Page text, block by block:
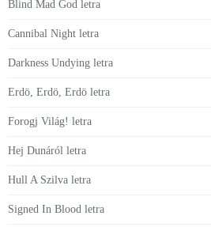
Blind Mad God letra
Cannibal Night letra
Darkness Undying letra
Erdö, Erdö, Erdö letra
Forogj Világ! letra
Hej Dunáról letra
Hull A Szilva letra
Signed In Blood letra